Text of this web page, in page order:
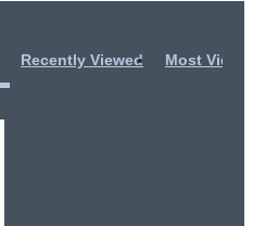
Recently Viewed Most